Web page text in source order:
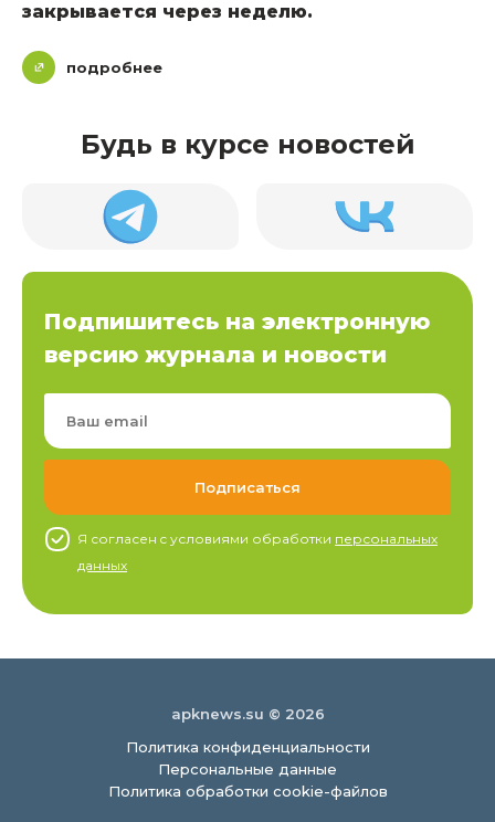
закрывается через неделю.
подробнее
Будь в курсе новостей
Подпишитесь на электронную
версию журнала и новости
Я согласен c условиями обработки персональных
данных
apknews.su © 2026
Политика конфиденциальности
Персональные данные
Политика обработки cookie-файлов